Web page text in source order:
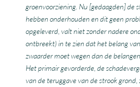
groenvoorziening. Nu [gedaagden] de
hebben onderhouden en dit geen
opgeleverd, valt niet zonder nadere
ontbreekt) in te zien dat het belang
zwaarder moet wegen dan de
Het primair gevorderde, de
van de teruggave van de strook grond,